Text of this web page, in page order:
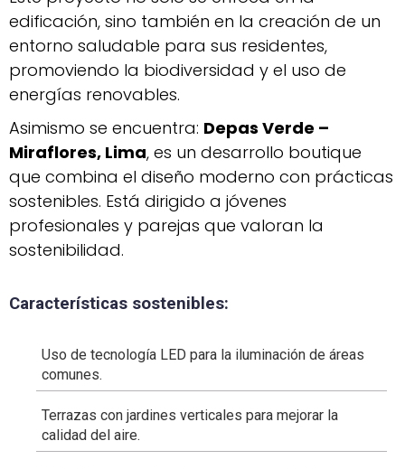
edificación, sino también en la creación de un
entorno saludable para sus residentes,
promoviendo la biodiversidad y el uso de
energías renovables.
Asimismo se encuentra: Depas Verde –
Miraflores, Lima, es un desarrollo boutique
que combina el diseño moderno con prácticas
sostenibles. Está dirigido a jóvenes
profesionales y parejas que valoran la
sostenibilidad.
Características sostenibles:
Uso de tecnología LED para la iluminación de áreas
comunes.
Terrazas con jardines verticales para mejorar la
calidad del aire.